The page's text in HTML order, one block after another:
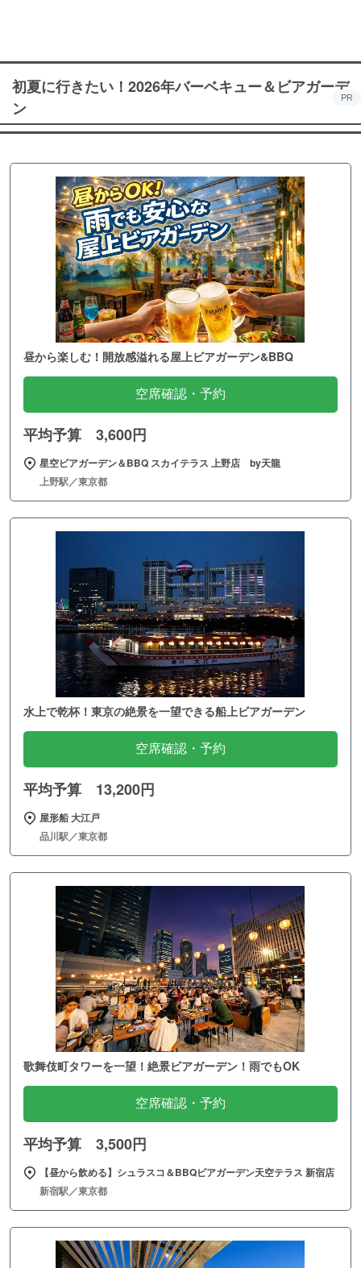
初夏に行きたい！2026年バーベキュー＆ビアガーデ
ン
PR
昼から楽しむ！開放感溢れる屋上ビアガーデン&BBQ
空席確認・予約
平均予算 3,600円
星空ビアガーデン＆BBQ スカイテラス 上野店 by天龍
上野駅／東京都
水上で乾杯！東京の絶景を一望できる船上ビアガーデン
空席確認・予約
平均予算 13,200円
屋形船 大江戸
品川駅／東京都
歌舞伎町タワーを一望！絶景ビアガーデン！雨でもOK
空席確認・予約
平均予算 3,500円
【昼から飲める】シュラスコ＆BBQビアガーデン天空テラス 新宿店
新宿駅／東京都